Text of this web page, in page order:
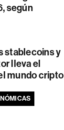
según
stablecoins y
lleva el
mundo cripto